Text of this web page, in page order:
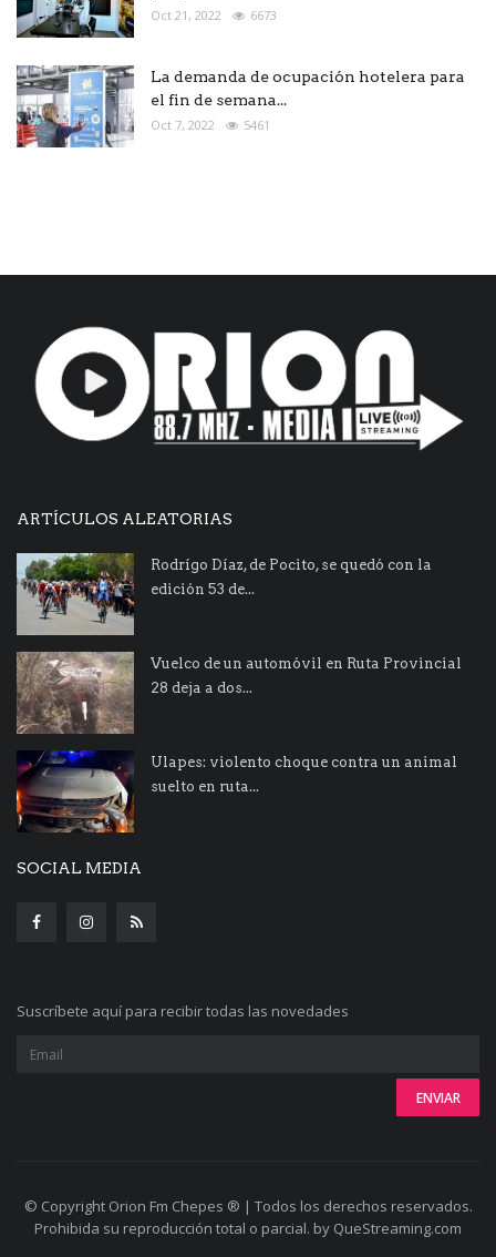
Oct 21, 2022 6673
La demanda de ocupación hotelera para
el fin de semana...
Oct 7, 2022 5461
ARTÍCULOS ALEATORIAS
Rodrígo Díaz, de Pocito, se quedó con la
edición 53 de...
Vuelco de un automóvil en Ruta Provincial
28 deja a dos...
Ulapes: violento choque contra un animal
suelto en ruta...
SOCIAL MEDIA
Suscríbete aquí para recibir todas las novedades
© Copyright Orion Fm Chepes ® | Todos los derechos reservados.
Prohibida su reproducción total o parcial. by QueStreaming.com